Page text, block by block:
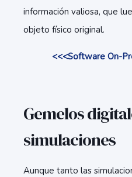
información valiosa, que
objeto físico original.
<<<Software On-
Gemelos
simulaciones
Aunque tanto las